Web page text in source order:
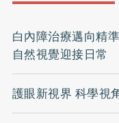
白內障治療邁向精
自然視覺迎接日常
護眼新視界 科學視